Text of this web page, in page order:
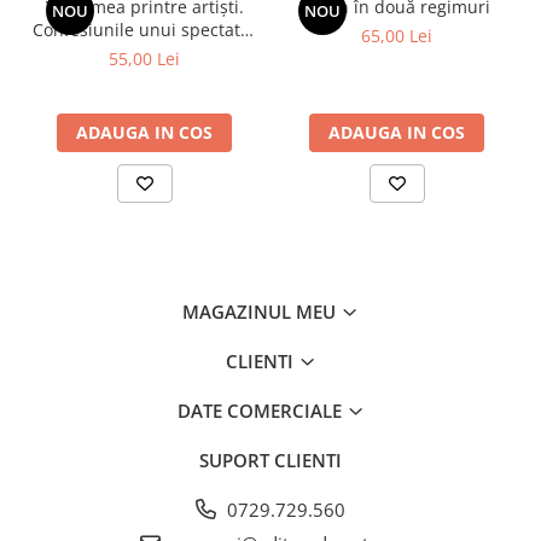
NOU
Viața mea printre artiști.
Confesiunile unui spectator
fidel
55,00 Lei
ADAUGA IN COS
NOU
Spion în două regimuri
65,00 Lei
ADAUGA IN COS
MAGAZINUL MEU
CLIENTI
DATE COMERCIALE
SUPORT CLIENTI
0729.729.560